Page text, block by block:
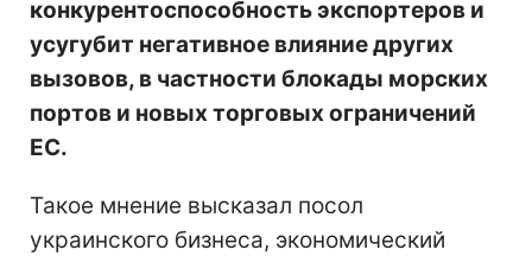
конкурентоспособность экспортеров и
усугубит негативное влияние других
вызовов, в частности блокады морских
портов и новых торговых ограничений
ЕС.
Такое мнение высказал посол
украинского бизнеса, экономический